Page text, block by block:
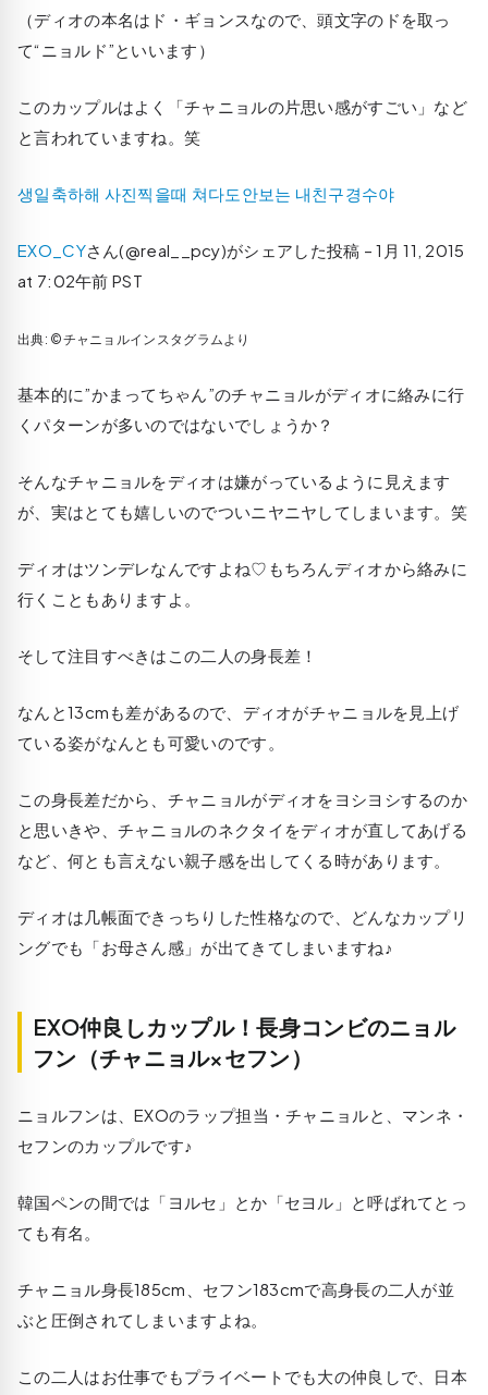
（ディオの本名はド・ギョンスなので、頭文字のドを取っ
て“ニョルド”といいます）
このカップルはよく「チャニョルの片思い感がすごい」など
と言われていますね。笑
생일축하해 사진찍을때 쳐다도안보는 내친구경수야
EXO_CYさん(@real__pcy)がシェアした投稿 –1月 11, 2015
at 7:02午前 PST
出典: ©チャニョルインスタグラムより
基本的に”かまってちゃん”のチャニョルがディオに絡みに行
くパターンが多いのではないでしょうか？
そんなチャニョルをディオは嫌がっているように見えます
が、実はとても嬉しいのでついニヤニヤしてしまいます。笑
ディオはツンデレなんですよね♡もちろんディオから絡みに
行くこともありますよ。
そして注目すべきはこの二人の身長差！
なんと13cmも差があるので、ディオがチャニョルを見上げ
ている姿がなんとも可愛いのです。
この身長差だから、チャニョルがディオをヨシヨシするのか
と思いきや、チャニョルのネクタイをディオが直してあげる
など、何とも言えない親子感を出してくる時があります。
ディオは几帳面できっちりした性格なので、どんなカップリ
ングでも「お母さん感」が出てきてしまいますね♪
EXO仲良しカップル！長身コンビのニョル
フン（チャニョル×セフン）
ニョルフンは、EXOのラップ担当・チャニョルと、マンネ・
セフンのカップルです♪
韓国ペンの間では「ヨルセ」とか「セヨル」と呼ばれてとっ
ても有名。
チャニョル身長185cm、セフン183cmで高身長の二人が並
ぶと圧倒されてしまいますよね。
この二人はお仕事でもプライベートでも大の仲良しで、日本